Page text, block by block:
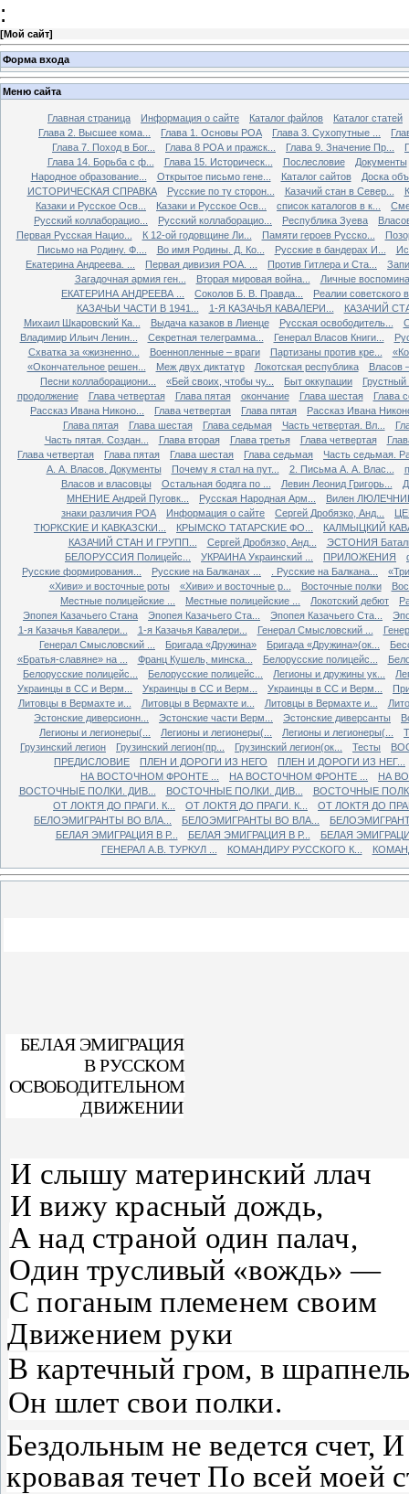
:
[Мой сайт]
Форма входа
Меню сайта
Главная страница Информация о сайте Каталог файлов
Каталог статей
Глава 2. Высшее кома...
Глава 1. Основы РОА Глава 3. Сухопутные ...
Глава 7. Поход в Бог...
Глава 8 РОА и пражск... Глава 9. Значение Пр...
Глава 14. Борьба с ф...
Глава 15. Историческ... Послесловие
Документы
Народное образование...
Открытое письмо гене... Каталог сайтов
Доска
ИСТОРИЧЕСКАЯ СПРАВКА
Русские по ту сторон... Казачий стан в Север...
Казаки и Русское Осв...
Казаки и Русское Осв... список каталогов в к...
Русский коллаборацио...
Русский коллаборацио... Республика Зуева
Первая Русская Нацио...
К 12-ой годовщине Ли... Памяти героев Русско...
Письмо на Родину. Ф....
Во имя Родины. Д. Ко... Русские в бандерах И...
Екатерина Андреева. ...
Первая дивизия РОА. ... Против Гитлера и Ста...
Загадочная армия ген...
Вторая мировая война...
Личные
ЕКАТЕРИНА АНДРЕЕВА ...
Соколов Б. В. Правда...
Реалии советского
КАЗАЧЬИ ЧАСТИ В 1941...
1-Я КАЗАЧЬЯ КАВАЛЕРИ...
КАЗАЧИЙ
Михаил Шкаровский Ка...
Выдача казаков в Лиенце Русская освободитель...
Владимир Ильич Ленин...
Секретная телеграмма... Генерал Власов Книги...
Схватка за «жизненно...
Военнопленные – враги Партизаны против кре...
«Окончательное решен...
Меж двух диктатур Локотская республика
Власов
Песни коллаборациони...
«Бей своих, чтобы чу... Быт оккупации
Грустный
продолжение
Глава четвертая Глава пятая окончание Глава шестая
Глава
Рассказ Ивана Никоно...
Глава четвертая Глава пятая
Рассказ Ивана
Глава пятая
Глава шестая Глава седьмая Часть четвертая. Вл...
Часть пятая. Создан...
Глава вторая Глава третья Глава четвертая
Глава четвертая
Глава пятая Глава шестая Глава седьмая
Часть седьмая.
А. А. Власов. Документы
Почему я стал на пут... 2. Письма А. А. Влас...
Власов и власовцы
Остальная бодяга по ... Левин Леонид Григорь...
МНЕНИЕ Андрей Пуговк...
Русская Народная Арм...
Вилен
знаки различия РОА
Информация о сайте Сергей Дробязко, Анд...
ТЮРКСКИЕ И КАВКАЗСКИ...
КРЫМСКО ТАТАРСКИЕ ФО...
КАЛМЫЦКИЙ
КАЗАЧИЙ СТАН И ГРУПП...
Сергей Дробязко, Анд...
ЭСТОНИЯ
БЕЛОРУССИЯ Полицейс...
УКРАИНА Украинский ... ПРИЛОЖЕНИЯ
Русские формирования...
Русские на Балканах ... . Русские на Балкана...
«Хиви» и восточные роты
«Хиви» и восточные р... Восточные полки
Местные полицейские ...
Местные полицейские ... Локотский дебют
Эпопея Казачьего Стана
Эпопея Казачьего Ста... Эпопея Казачьего Ста...
1-я Казачья Кавалери...
1-я Казачья Кавалери... Генерал Смысловский ...
Генерал Смысловский ...
Бригада «Дружина» Бригада «Дружина»(ок...
«Братья-славяне» на ...
Франц Кушель, минска... Белорусские полицейс...
Белорусские полицейс...
Белорусские полицейс... Легионы и дружины ук...
Украинцы в СС и Верм...
Украинцы в СС и Верм... Украинцы в СС и Верм...
Литовцы в Вермахте и...
Литовцы в Вермахте и... Литовцы в Вермахте и...
Эстонские диверсионн...
Эстонские части Верм... Эстонские диверсанты
Легионы и легионеры(...
Легионы и легионеры(... Легионы и легионеры(...
Грузинский легион
Грузинский легион(пр... Грузинский легион(ок... Тесты
ПРЕДИСЛОВИЕ
ПЛЕН И ДОРОГИ ИЗ НЕГО
ПЛЕН И ДОРОГИ ИЗ НЕГ...
НА ВОСТОЧНОМ ФРОНТЕ ...
НА ВОСТОЧНОМ ФРОНТЕ ...
НА
ВОСТОЧНЫЕ ПОЛКИ. ДИВ...
ВОСТОЧНЫЕ ПОЛКИ. ДИВ...
ВОСТОЧНЫЕ
ОТ ЛОКТЯ ДО ПРАГИ. К...
ОТ ЛОКТЯ ДО ПРАГИ. К...
ОТ ЛОКТЯ ДО
БЕЛОЭМИГРАНТЫ ВО ВЛА...
БЕЛОЭМИГРАНТЫ ВО ВЛА...
БЕЛАЯ ЭМИГРАЦИЯ В Р...
БЕЛАЯ ЭМИГРАЦИЯ В Р...
БЕЛАЯ
ГЕНЕРАЛ А.В. ТУРКУЛ ...
КОМАНДИРУ РУССКОГО К...
БЕЛАЯ ЭМИГРАЦИЯ
В РУССКОМ
ОСВОБОДИТЕЛЬНОМ
ДВИЖЕНИИ
И слышу материнский ллач
И вижу красный дождь,
А над страной один палач,
Один трусливый «вождь» —
С поганым племенем своим
Движением руки
В картечный гром, в
Он шлет свои полки.
Бездольным не ведется счет, И
кровавая течет По всей моей